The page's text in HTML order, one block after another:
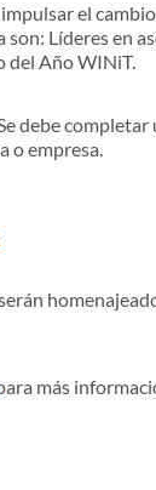
el
Líderes en
del Año WINiT.
debe
o empresa.
más